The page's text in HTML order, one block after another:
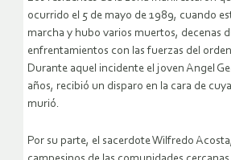
ocurrido el 5 de mayo de 1989, cuando
marcha y hubo varios muertos, decenas
enfrentamientos con las fuerzas del
Durante aquel incidente el joven Angel
años, recibió un disparo en la cara de
murió.
Por su parte, el sacerdote Wilfredo